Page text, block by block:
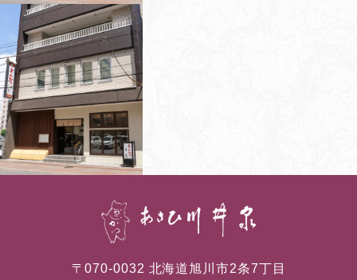
〒070-0032 北海道旭川市2条7丁目